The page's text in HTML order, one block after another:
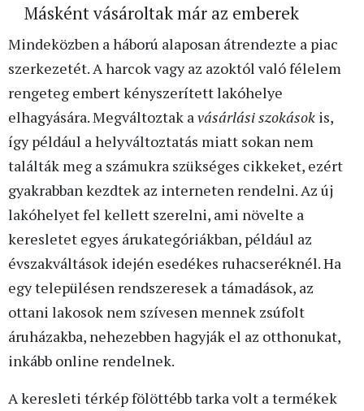
Másként vásároltak már az emberek
Mindeközben a háború alaposan átrendezte a piac
szerkezetét. A harcok vagy az azoktól való félelem
rengeteg embert kényszerített lakóhelye
elhagyására. Megváltoztak a vásárlási szokások is,
így például a helyváltoztatás miatt sokan nem
találták meg a számukra szükséges cikkeket, ezért
gyakrabban kezdtek az interneten rendelni. Az új
lakóhelyet fel kellett szerelni, ami növelte a
keresletet egyes árukategóriákban, például az
évszakváltások idején esedékes ruhacseréknél. Ha
egy településen rendszeresek a támadások, az
ottani lakosok nem szívesen mennek zsúfolt
áruházakba, nehezebben hagyják el az otthonukat,
inkább online rendelnek.
A keresleti térkép fölöttébb tarka volt a termékek